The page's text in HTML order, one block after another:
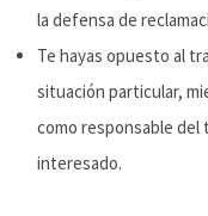
la defensa de
Te hayas opuesto al
situación particular,
como responsable
interesado.